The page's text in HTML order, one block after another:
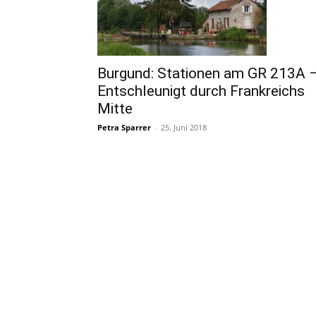
Burgund: Stationen am GR 213A
Entschleunigt durch Frankreichs
Mitte
Petra Sparrer - 25. Juni 2018